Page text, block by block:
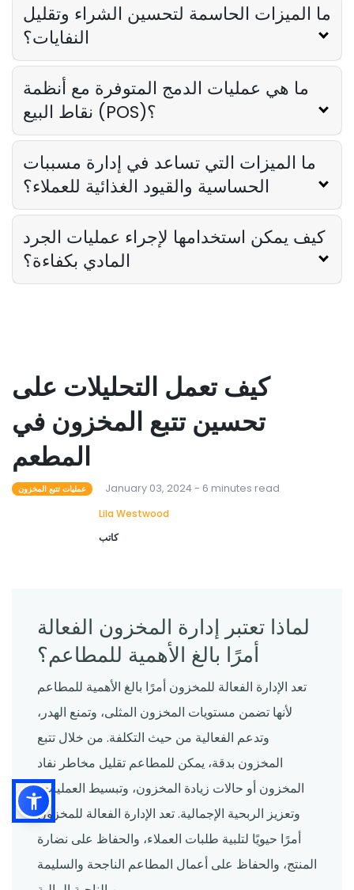
ما الميزات الحاسمة لتحسين الشراء وتقليل
النفايات؟
ما هي عمليات الدمج المتوفرة مع أنظمة
نقاط البيع (POS)؟
ما الميزات التي تساعد في إدارة مسببات
الحساسية والقيود الغذائية للعملاء؟
كيف يمكن استخدامها لإجراء عمليات الجرد
المادي بكفاءة؟
كيف تعمل التحليلات على
تحسين تتبع المخزون في
المطعم
عمليات تتبع المخزون
January 03, 2024 - 6 minutes read
Lila Westwood
كاتب
لماذا تعتبر إدارة المخزون الفعالة
أمرًا بالغ الأهمية للمطاعم؟
تعد الإدارة الفعالة للمخزون أمرًا بالغ الأهمية للمطاعم
لأنها تضمن مستويات المخزون المثلى، وتمنع الهدر،
وتدعم الفعالية من حيث التكلفة. من خلال تتبع
المخزون بدقة، يمكن للمطاعم تقليل مخاطر نفاد
المخزون أو حالات زيادة المخزون، وتبسيط العمليات،
وتعزيز الربحية الإجمالية. تعد الإدارة الفعالة للمخزون
أمرًا حيويًا لتلبية طلبات العملاء، والحفاظ على نضارة
المنتج، والحفاظ على أعمال المطاعم الناجحة والسليمة